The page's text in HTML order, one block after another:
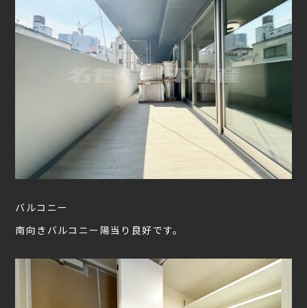
バルコニー
南向きバルコニー陽当り良好です。